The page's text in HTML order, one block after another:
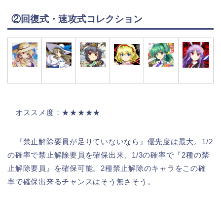
②回復式・速攻式コレクション
オススメ度：★★★★★
『禁止解除要員が足りていないなら』優先度は最大。1/2
の確率で禁止解除要員を確保出来、1/3の確率で『2種の禁
止解除要員』を確保可能。2種禁止解除のキャラをこの確
率で確保出来るチャンスはそう無さそう。